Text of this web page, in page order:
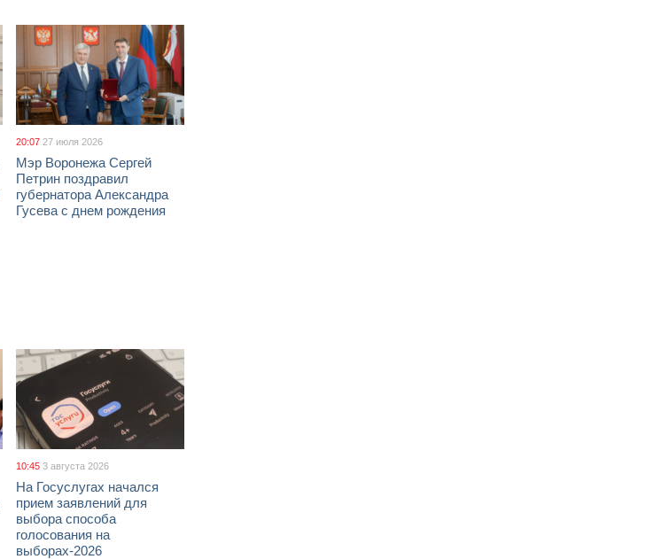
20:07 27 июля 2026
Мэр Воронежа Сергей
Петрин поздравил
губернатора Александра
Гусева с днем рождения
10:45 3 августа 2026
На Госуслугах начался
прием заявлений для
выбора способа
голосования на
выборах-2026